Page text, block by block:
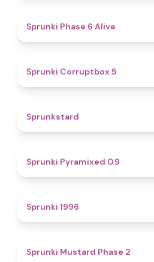
Sprunki Phase 6 Alive
Sprunki Corruptbox 5
Sprunkstard
Sprunki Pyramixed 0.9
Sprunki 1996
Sprunki Mustard Phase 2